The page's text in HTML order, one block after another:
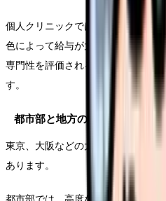
個人クリニックでは、院長との直
色によって給与が大きく変動する
専門性を評価される場合、より高い
す。
都市部と地方の給与格差
東京、大阪などの大都市圏と地方
あります。